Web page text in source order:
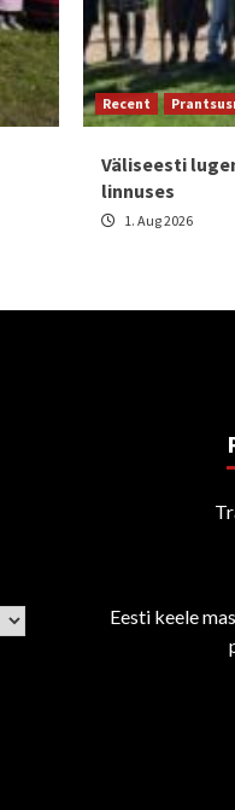
Recent
Väliseesti
linnuses
1. Aug 2026
Eesti keele